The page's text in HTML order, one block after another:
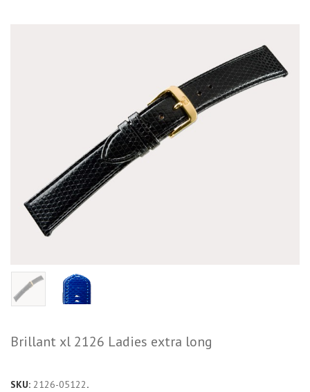
Brillant xl 2126 Ladies extra long
SKU: 2126-05122.